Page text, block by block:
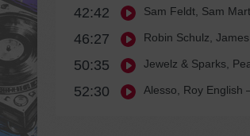
42:42 Sam Feldt, Sam
46:27 Robin Schulz, James
50:35 Jewelz & Sparks,
52:30 Alesso, Roy English